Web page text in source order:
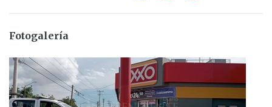
Fotogalería